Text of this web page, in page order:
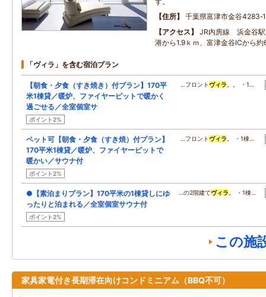
住所
千葉県富津市金谷4283‐1
アクセス
JR内房線 浜金谷駅
港から1.9ｋｍ、富津金谷ICから約
「ヴィラ」を含む宿泊プラン
【朝食・夕食（すき焼き）付プラン】170平
米1棟貸／暖炉、ファイヤーピットで暖かく
過ごせる／全室個室サ
ポイント2%
…フロント ヴィラ 。。 ・1…
ペット可【朝食・夕食（すき焼）付プラン】
170平米1棟貸／暖炉、ファイヤーピットで
暖かい／サウナ付
ポイント2%
…フロント ヴィラ 。 ・1棟…
●【素泊まりプラン】170平米の1棟貸しにゆ
ったりと泊まれる／全室個室サウナ付
ポイント2%
…の2階建てヴィラ 。 ・1棟…
この施
家具家電付き長期滞在向けコンドミニアム（BBQ不可）